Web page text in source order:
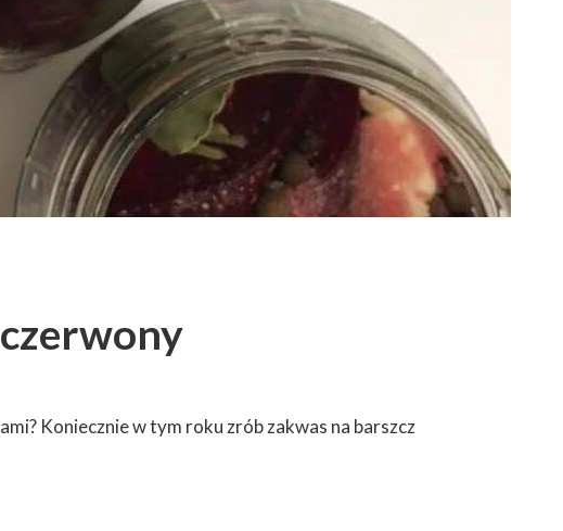
Koniecznie w tym roku zrób zakwas na barszcz